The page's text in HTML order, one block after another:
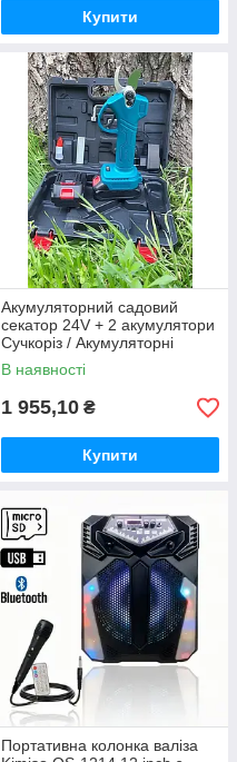
Купити
Акумуляторний садовий
секатор 24V + 2 акумулятори
Сучкоріз / Акумуляторні
садові ножиці Crafting tools
В наявності
1 955,10 ₴
Купити
Портативна колонка валіза